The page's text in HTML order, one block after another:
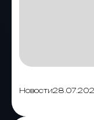
Новости